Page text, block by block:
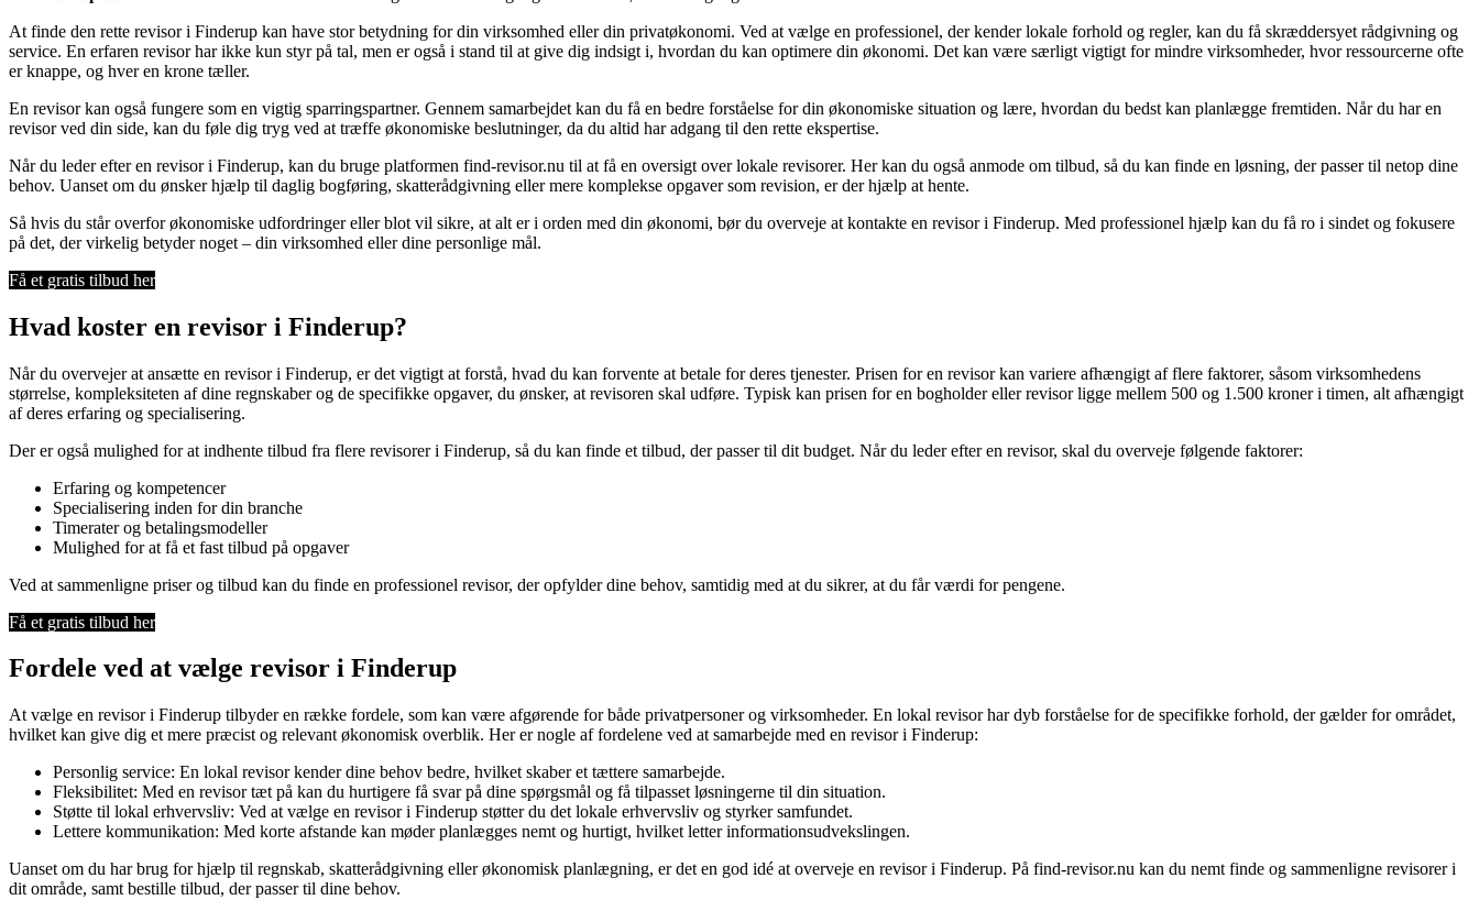
At finde den rette revisor i Finderup kan have stor betydning for din virksomhed eller din privatøkonomi. Ved at vælge en professionel, der kender lokale forhold og regler, kan du få skræddersyet rådgivning og
service. En erfaren revisor har ikke kun styr på tal, men er også i stand til at give dig indsigt i, hvordan du kan optimere din økonomi. Det kan være særligt vigtigt for mindre virksomheder, hvor ressourcerne ofte
er knappe, og hver en krone tæller.
En revisor kan også fungere som en vigtig sparringspartner. Gennem samarbejdet kan du få en bedre forståelse for din økonomiske situation og lære, hvordan du bedst kan planlægge fremtiden. Når du har en
revisor ved din side, kan du føle dig tryg ved at træffe økonomiske beslutninger, da du altid har adgang til den rette ekspertise.
Når du leder efter en revisor i Finderup, kan du bruge platformen find-revisor.nu til at få en oversigt over lokale revisorer. Her kan du også anmode om tilbud, så du kan finde en løsning, der passer til netop dine
behov. Uanset om du ønsker hjælp til daglig bogføring, skatterådgivning eller mere komplekse opgaver som revision, er der hjælp at hente.
Så hvis du står overfor økonomiske udfordringer eller blot vil sikre, at alt er i orden med din økonomi, bør du overveje at kontakte en revisor i Finderup. Med professionel hjælp kan du få ro i sindet og fokusere
på det, der virkelig betyder noget – din virksomhed eller dine personlige mål.
Få et gratis tilbud her
Hvad koster en revisor i Finderup?
Når du overvejer at ansætte en revisor i Finderup, er det vigtigt at forstå, hvad du kan forvente at betale for deres tjenester. Prisen for en revisor kan variere afhængigt af flere faktorer, såsom virksomhedens
størrelse, kompleksiteten af dine regnskaber og de specifikke opgaver, du ønsker, at revisoren skal udføre. Typisk kan prisen for en bogholder eller revisor ligge mellem 500 og 1.500 kroner i timen, alt afhængigt
af deres erfaring og specialisering.
Der er også mulighed for at indhente tilbud fra flere revisorer i Finderup, så du kan finde et tilbud, der passer til dit budget. Når du leder efter en revisor, skal du overveje følgende faktorer:
Erfaring og kompetencer
Specialisering inden for din branche
Timerater og betalingsmodeller
Mulighed for at få et fast tilbud på opgaver
Ved at sammenligne priser og tilbud kan du finde en professionel revisor, der opfylder dine behov, samtidig med at du sikrer, at du får værdi for pengene.
Få et gratis tilbud her
Fordele ved at vælge revisor i Finderup
At vælge en revisor i Finderup tilbyder en række fordele, som kan være afgørende for både privatpersoner og virksomheder. En lokal revisor har dyb forståelse for de specifikke forhold, der gælder for området,
hvilket kan give dig et mere præcist og relevant økonomisk overblik. Her er nogle af fordelene ved at samarbejde med en revisor i Finderup:
Personlig service: En lokal revisor kender dine behov bedre, hvilket skaber et tættere samarbejde.
Fleksibilitet: Med en revisor tæt på kan du hurtigere få svar på dine spørgsmål og få tilpasset løsningerne til din situation.
Støtte til lokal erhvervsliv: Ved at vælge en revisor i Finderup støtter du det lokale erhvervsliv og styrker samfundet.
Lettere kommunikation: Med korte afstande kan møder planlægges nemt og hurtigt, hvilket letter informationsudvekslingen.
Uanset om du har brug for hjælp til regnskab, skatterådgivning eller økonomisk planlægning, er det en god idé at overveje en revisor i Finderup. På find-revisor.nu kan du nemt finde og sammenligne revisorer i
dit område, samt bestille tilbud, der passer til dine behov.